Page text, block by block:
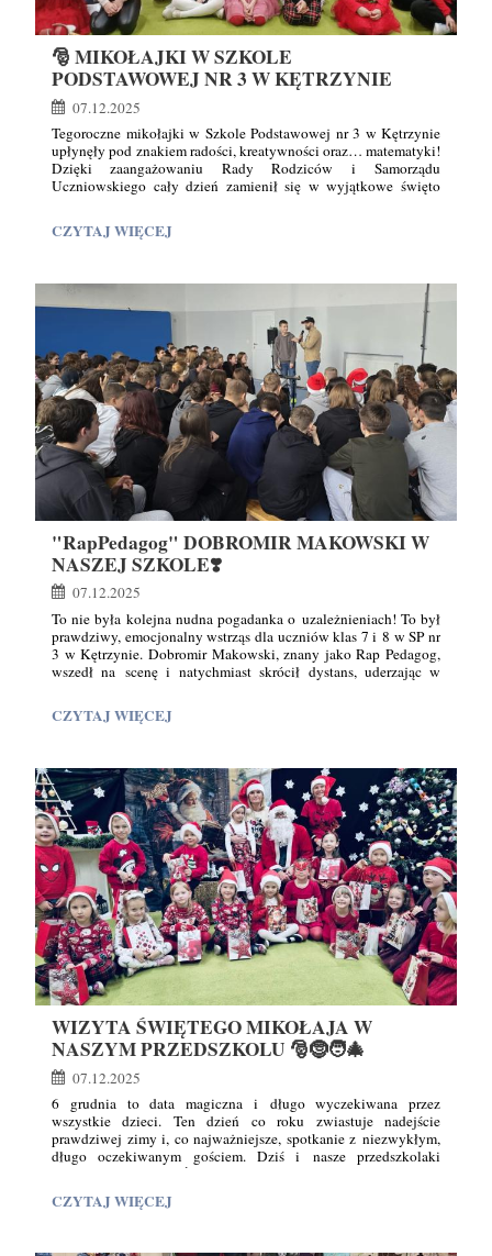
13
Post Karol Lizure
🎅 MIKOŁAJKI W SZKOLE
PODSTAWOWEJ NR 3 W KĘTRZYNIE
07.12.2025
Tegoroczne mikołajki w Szkole Podstawowej nr 3 w Kętrzynie
upłynęły pod znakiem radości, kreatywności oraz… matematyki!
Dzięki zaangażowaniu Rady Rodziców i Samorządu
Uczniowskiego cały dzień zamienił się w wyjątkowe święto
Dzieci, pracując w zespołach, rozwiązywały przygotowane
przygody była wizyta w Komnacie Mikołaja, gdzie każda klasa
wykonywała kolejne zadanie - po jego rozwiązaniu uczniowie
otrzymywali słodki mikołajkowy upominek w postaci
mandarynek i pierników. Prezentów nie zabrakło również dla
starszych uczniów. Młodzież z klas 4–8 także otrzymała
mikołajkowe paczuszki, a dzień spędziła w wyjątkowej
atmosferze - „mikołajkowej”, podczas kiermaszu.
🎅
SZKOLE
PODSTAWOWEJ
3
W
KĘTRZYNIE:
CZYTAJ WIĘCEJ
"RapPedagog" DOBROMIR MAKOWSKI W
NASZEJ SZKOLE❣️
07.12.2025
To nie była kolejna nudna pogadanka o uzależnieniach! To był
prawdziwy, emocjonalny wstrząs dla uczniów klas 7 i 8 w SP nr
3 w Kętrzynie. Dobromir Makowski, znany jako Rap Pedagog,
wszedł na scenę i natychmiast skrócił dystans, uderzając w
mówi prosto z serca - serca, które samo wygrało walkę o życie.
"RAPPEDAGOG"
W
NASZEJ
SZKOLE❣️:
CZYTAJ WIĘCEJ
WIZYTA ŚWIĘTEGO MIKOŁAJA W
NASZYM PRZEDSZKOLU 🎅🤶🧑‍🎄
07.12.2025
6 grudnia to data magiczna i długo wyczekiwana przez
wszystkie dzieci. Ten dzień co roku zwiastuje nadejście
prawdziwej zimy i, co najważniejsze, spotkanie z niezwykłym,
długo oczekiwanym gościem. Dziś i nasze przedszkolaki
doczekały się wizyty Świętego Mikołaja!
Już od samego rana w sali ,"Ananaskow" panowało wyjątkowe
WIZYTA
CZYTAJ WIĘCEJ